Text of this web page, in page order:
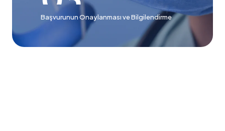
Başvurunun Onaylanması ve Bilgilendirme